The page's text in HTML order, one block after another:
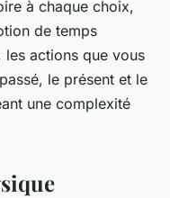
à chaque choix,
de temps
les actions que vous
le présent et le
une complexité